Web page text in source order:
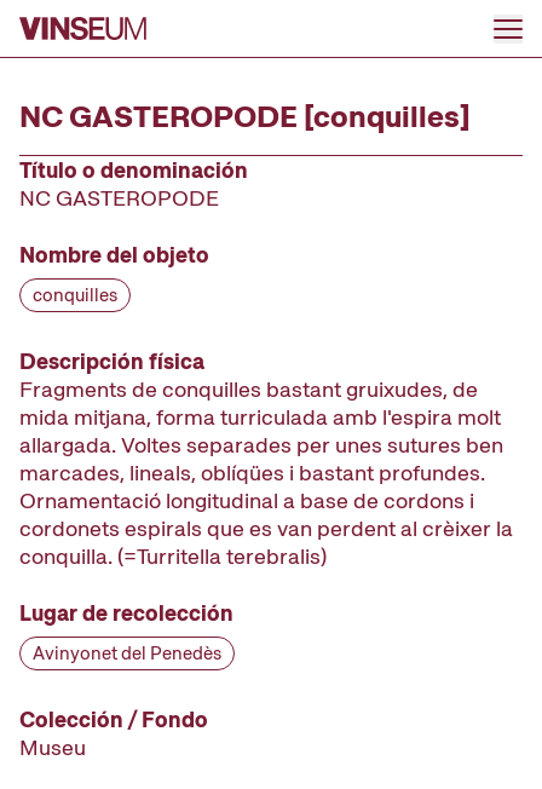
Ir al contenido
NC GASTEROPODE [conquilles]
Título o denominación
NC GASTEROPODE
Nombre del objeto
conquilles
Descripción física
Fragments de conquilles bastant gruixudes, de
mida mitjana, forma turriculada amb l'espira molt
allargada. Voltes separades per unes sutures ben
marcades, lineals, oblíqües i bastant profundes.
Ornamentació longitudinal a base de cordons i
cordonets espirals que es van perdent al crèixer la
conquilla. (=Turritella terebralis)
Lugar de recolección
Avinyonet del Penedès
Colección / Fondo
Museu